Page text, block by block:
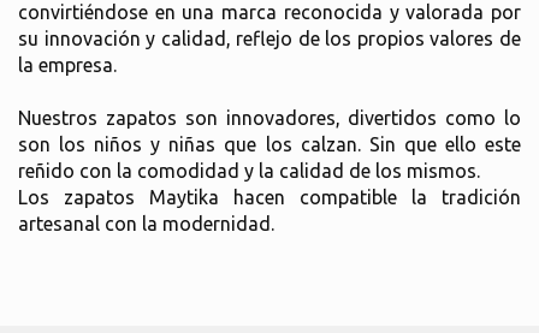
convirtiéndose en una marca reconocida y valorada por
su innovación y calidad, reflejo de los propios valores de
la empresa.
Nuestros zapatos son innovadores, divertidos como lo
son los niños y niñas que los calzan. Sin que ello este
reñido con la comodidad y la calidad de los mismos.
Los zapatos Maytika hacen compatible la tradición
artesanal con la modernidad.